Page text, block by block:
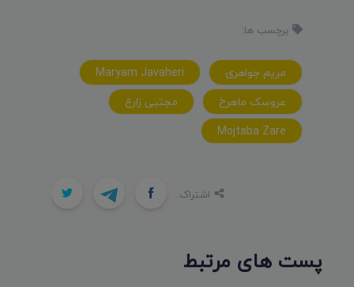
برچسب ها:
مریم جواهری
Maryam Javaheri
عروسک ماهرخ
مجتبی زارع
Mojtaba Zare
اشتراک:
پست های مرتبط